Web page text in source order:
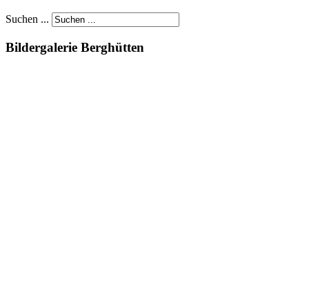
Suchen ...
Bildergalerie Berghütten